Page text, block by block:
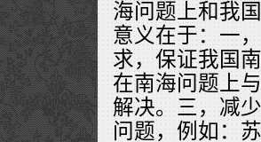
海问题上和我
意义在于：一
求，保证我国
在南海问题上
解决。三，减
问题，例如：